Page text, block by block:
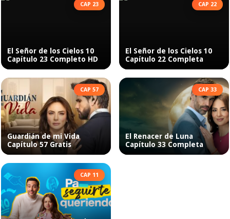
CAP 23
El Señor de los Cielos 10
Capítulo 23 Completo HD
CAP 22
El Señor de los Cielos 10
Capítulo 22 Completa
CAP 57
Guardián de mi Vida
Capítulo 57 Gratis
CAP 33
El Renacer de Luna
Capítulo 33 Completa
CAP 11